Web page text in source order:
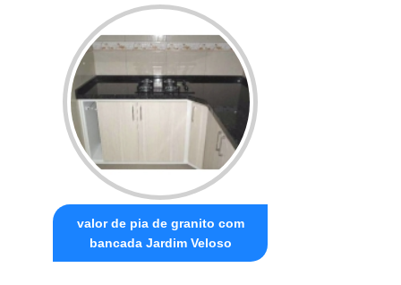
valor de pia de granito com
bancada Jardim Veloso